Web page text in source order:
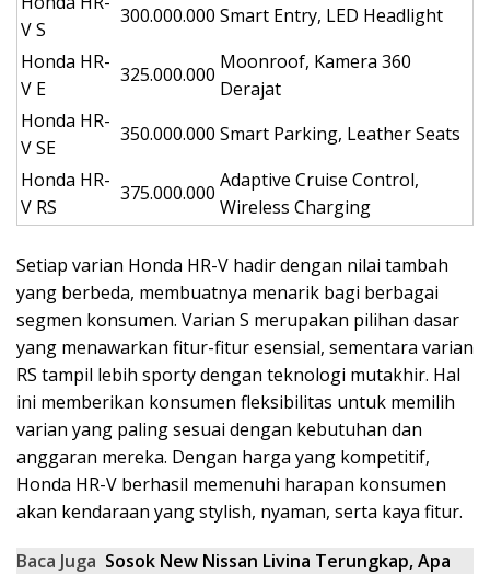
V S
300.000.000 Smart Entry, LED Headlight
Honda HR-
V E
325.000.000
Moonroof, Kamera 360
Derajat
Honda HR-
V SE
350.000.000 Smart Parking, Leather Seats
Honda HR-
V RS
375.000.000
Adaptive Cruise Control,
Wireless Charging
Setiap varian Honda HR-V hadir dengan nilai tambah
yang berbeda, membuatnya menarik bagi berbagai
segmen konsumen. Varian S merupakan pilihan dasar
yang menawarkan fitur-fitur esensial, sementara varian
RS tampil lebih sporty dengan teknologi mutakhir. Hal
ini memberikan konsumen fleksibilitas untuk memilih
varian yang paling sesuai dengan kebutuhan dan
anggaran mereka. Dengan harga yang kompetitif,
Honda HR-V berhasil memenuhi harapan konsumen
akan kendaraan yang stylish, nyaman, serta kaya fitur.
Baca Juga Sosok New Nissan Livina Terungkap, Apa